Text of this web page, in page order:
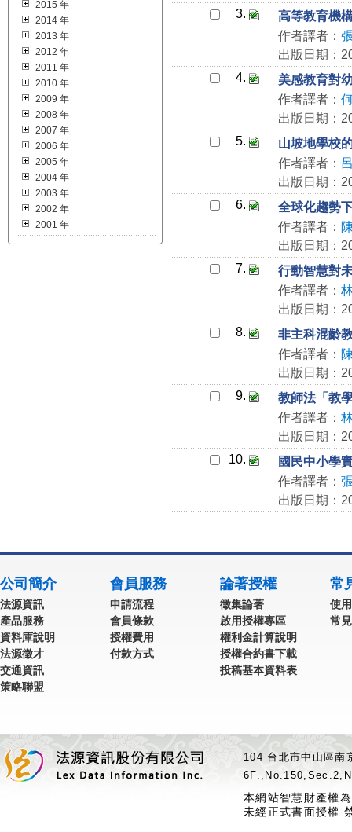
2015 年
2014 年
2013 年
2012 年
2011 年
2010 年
2009 年
2008 年
2007 年
2006 年
2005 年
2004 年
2003 年
2002 年
2001 年
3.
高等教育機
作者譯者：
出版日期：
4.
美感教育對
作者譯者：
出版日期：
5.
山坡地學校
作者譯者：
出版日期：
6.
全球化趨勢
作者譯者：
出版日期：
7.
行動智慧對
作者譯者：
出版日期：
8.
非主科混齡
作者譯者：
出版日期：
9.
教師法「教
作者譯者：
出版日期：
10.
國民中小學
作者譯者：
出版日期：
公司簡介
法源資訊
產品服務
資料庫說明
法源徵才
交通資訊
策略聯盟
會員服務
申請流程
會員條款
授權費用
付款方式
論著授權
徵集論著
啟用授權專區
權利金計算說明
授權合約書下載
投稿基本資料表
常
使
常
104 台北市中山區
本網站智慧財產權
未經正式書面授權